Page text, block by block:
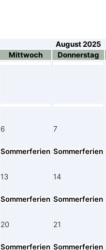
August 2025
Mittwoch Donnerstag
6
Sommerferien
7
Sommerferien
13
Sommerferien
14
Sommerferien
20
Sommerferien
21
Sommerferien